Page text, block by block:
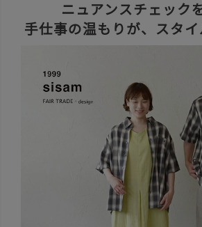
ニュアンスチェック
手仕事の温もりが、スタイ